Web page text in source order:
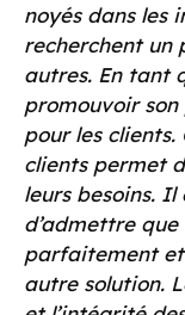
noyés dans les
recherchent un
autres. En tant
promouvoir
pour les clients.
clients permet
leurs besoins.
d’admettre
parfaitement et
autre solution.